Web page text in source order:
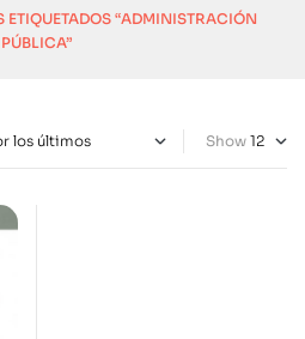
ETIQUETADOS “ADMINISTRACIÓN
PÚBLICA”
Show